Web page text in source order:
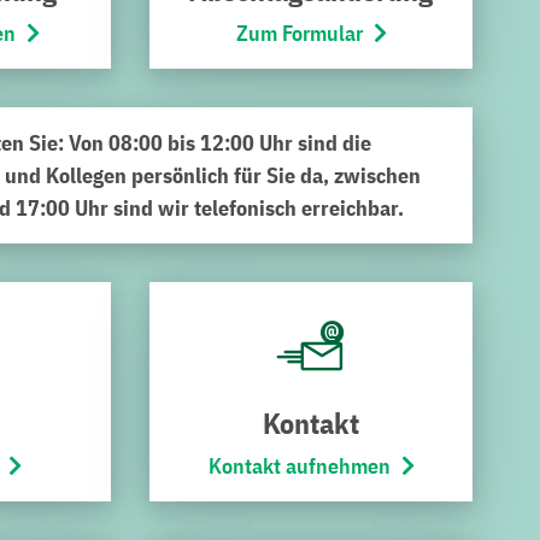
Angebot ergänzt. Anfang November gab Elke
Mit dabei zur Feier des Tages die beteiligten
Kreis Karlsruhe sowie die Stadtwerke Bruchsal. Der
ZEO Carsharing-Angebot wider. Ziel der Integration
ermöglichen und so als Mobilitätsverbund eine
App buchen und ausleihen – zusätzlich zur
Zum Formular
Sie: Von 08:00 bis 12:00 Uhr sind die
Kollegen persönlich für Sie da, zwischen
17:00 Uhr sind wir telefonisch erreichbar.
Kontakt
Kontakt aufnehmen